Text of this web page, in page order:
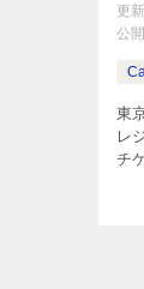
更
公
東
レ
チ
業
セ